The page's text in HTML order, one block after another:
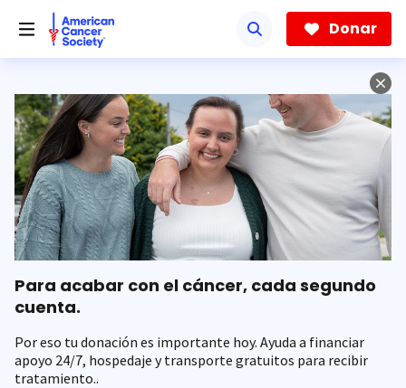
hacia
contenido
Donar
Para acabar con el cáncer, cada segundo
cuenta.
Por eso tu donación es importante hoy. Ayuda a financiar
apoyo 24/7, hospedaje y transporte gratuitos para recibir
tratamiento..